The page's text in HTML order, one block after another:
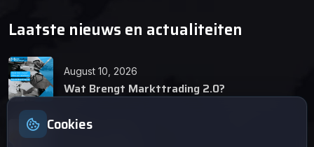
Laatste nieuws en actualiteiten
August 10, 2026
Wat Brengt Markttrading 2.0?
Cookies